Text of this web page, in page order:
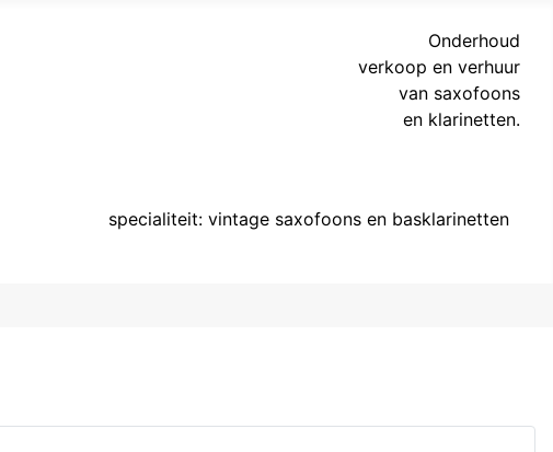
Onderhoud
verkoop en verhuur
van saxofoons
en klarinetten.
specialiteit: vintage saxofoons en basklarinetten